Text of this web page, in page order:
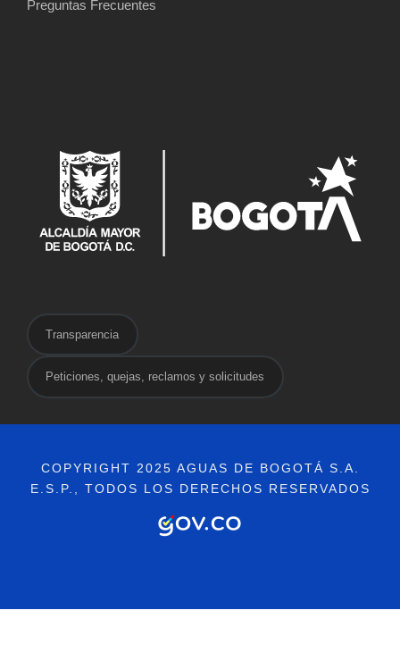
Preguntas Frecuentes
Transparencia
Peticiones, quejas, reclamos y solicitudes
COPYRIGHT 2025 AGUAS DE BOGOTÁ S.A.
E.S.P., TODOS LOS DERECHOS RESERVADOS